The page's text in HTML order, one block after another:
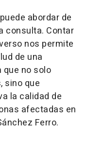
abordar de
consulta. Contar
nos permite
de una
no solo
sino que
la calidad de
afectadas en
Ferro.